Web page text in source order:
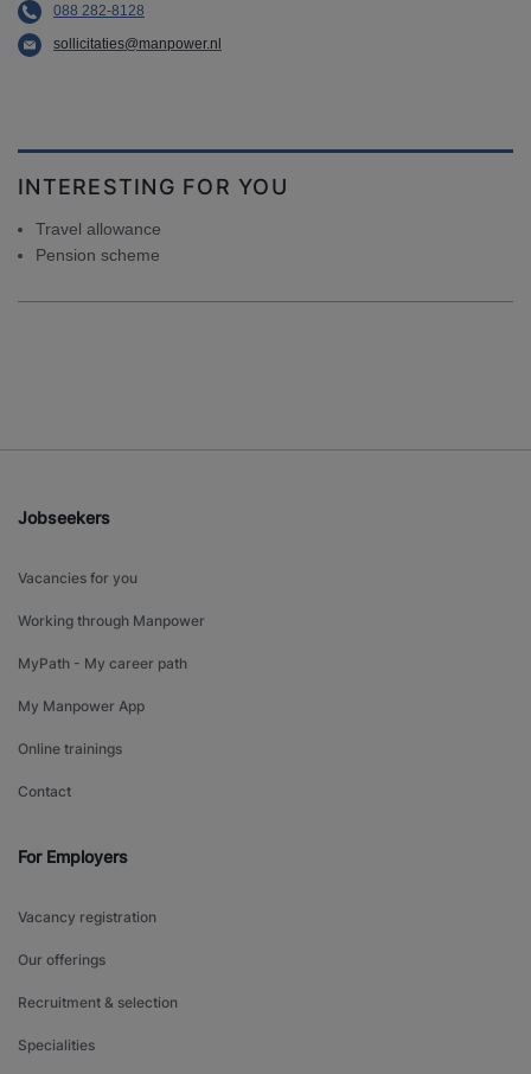
088 282-8128
sollicitaties@manpower.nl
INTERESTING FOR YOU
Travel allowance
Pension scheme
Jobseekers
Vacancies for you
Working through Manpower
MyPath - My career path
My Manpower App
Online trainings
Contact
For Employers
Vacancy registration
Our offerings
Recruitment & selection
Specialities